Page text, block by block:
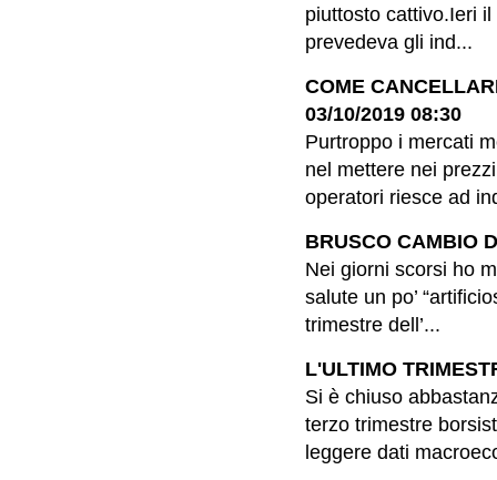
piuttosto cattivo.Ieri
prevedeva gli ind...
COME
03/10/2019 08:30
Purtroppo i mercati
nel mettere nei
operatori riesce ad
BRUSCO CAMBIO
Nei giorni scorsi ho
salute un po’
trimestre dell’...
L'ULTIMO
Si è chiuso
terzo trimestre
leggere dati